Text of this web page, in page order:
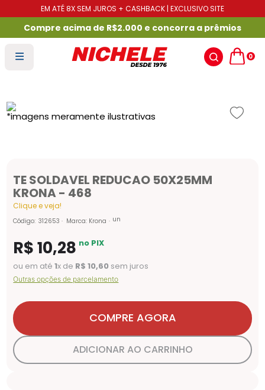
EM ATÉ 8X SEM JUROS + CASHBACK | EXCLUSIVO SITE
Compre acima de R$2.000 e concorra a prêmios
0
TE SOLDAVEL REDUCAO 50X25MM
KRONA - 468
Clique e veja!
Código: 312653 Marca: Krona un
R$10,28 no PIX
ou em até1x de R$ 10,60 sem juros
Outras opções de parcelamento
COMPRE AGORA
ADICIONAR AO CARRINHO